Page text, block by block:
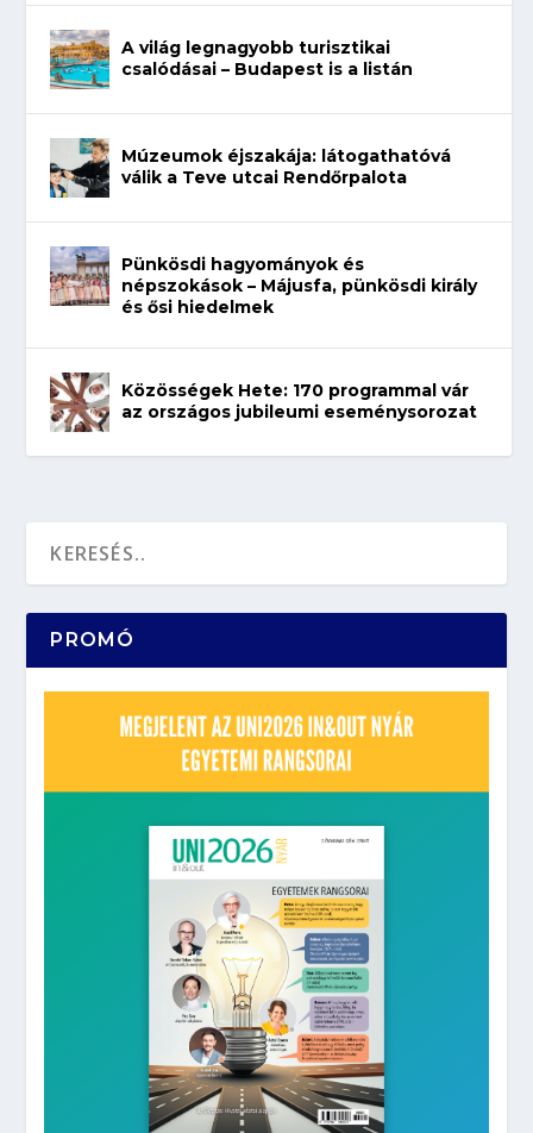
A világ legnagyobb turisztikai
csalódásai – Budapest is a listán
Múzeumok éjszakája: látogathatóvá
válik a Teve utcai Rendőrpalota
Pünkösdi hagyományok és
népszokások – Májusfa, pünkösdi király
és ősi hiedelmek
Közösségek Hete: 170 programmal vár
az országos jubileumi eseménysorozat
PROMÓ